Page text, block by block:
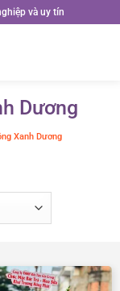
và uy tín
Dương
Xanh Dương